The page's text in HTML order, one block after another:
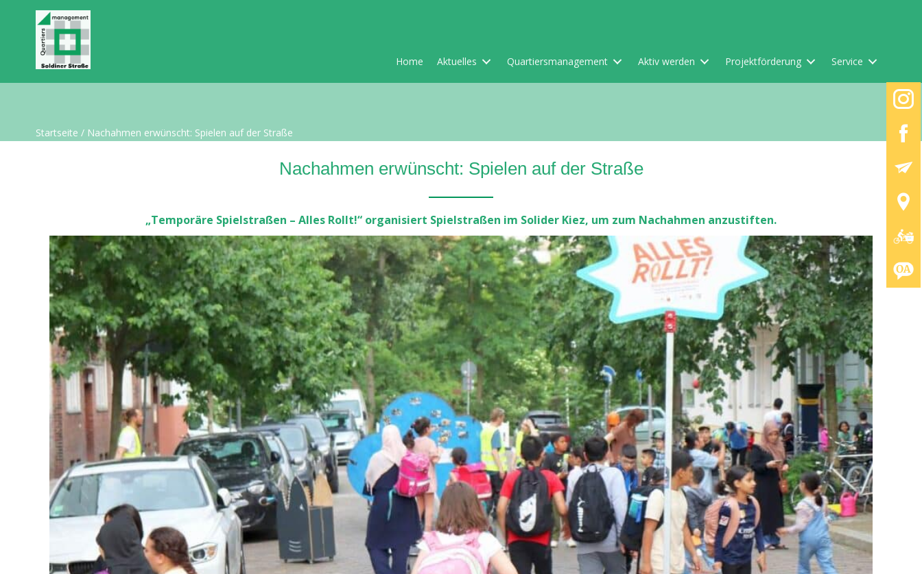
Home Aktuelles Quartiersmanagement Aktiv werden Projektförderung Service
Startseite / Nachahmen erwünscht: Spielen auf der Straße
Nachahmen erwünscht: Spielen auf der Straße
„Temporäre Spielstraßen – Alles Rollt!“ organisiert Spielstraßen im Solider Kiez, um zum Nachahmen anzustiften.